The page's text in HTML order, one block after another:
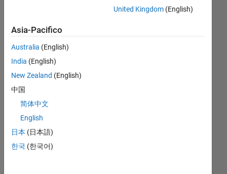
No
Endorsements
received
United Kingdom(English)
Asia-Pacifico
Australia (English)
India (English)
New Zealand (English)
中国
简体中文
English
日本 (日本語)
한국 (한국어)